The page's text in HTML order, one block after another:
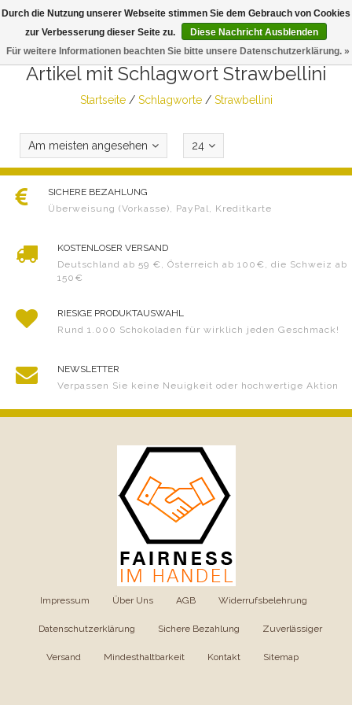
Artikel mit Schlagwort Strawbellini
Startseite/ Schlagworte/ Strawbellini
Am meisten angesehen 24
SICHERE BEZAHLUNG
Überweisung (Vorkasse), PayPal, Kreditkarte
KOSTENLOSER VERSAND
Deutschland ab 59 €, Österreich ab 100€, die Schweiz ab
150€
RIESIGE PRODUKTAUSWAHL
Rund 1.000 Schokoladen für wirklich jeden Geschmack!
NEWSLETTER
Verpassen Sie keine Neuigkeit oder hochwertige Aktion
Impressum Über Uns AGB Widerrufsbelehrung
Datenschutzerklärung Sichere Bezahlung Zuverlässiger
Versand Mindesthaltbarkeit Kontakt Sitemap
Durch die Nutzung unserer Webseite stimmen Sie dem Gebrauch von Cookies
zur Verbesserung dieser Seite zu.
Diese Nachricht Ausblenden
Für weitere Informationen beachten Sie bitte unsere Datenschutzerklärung. »